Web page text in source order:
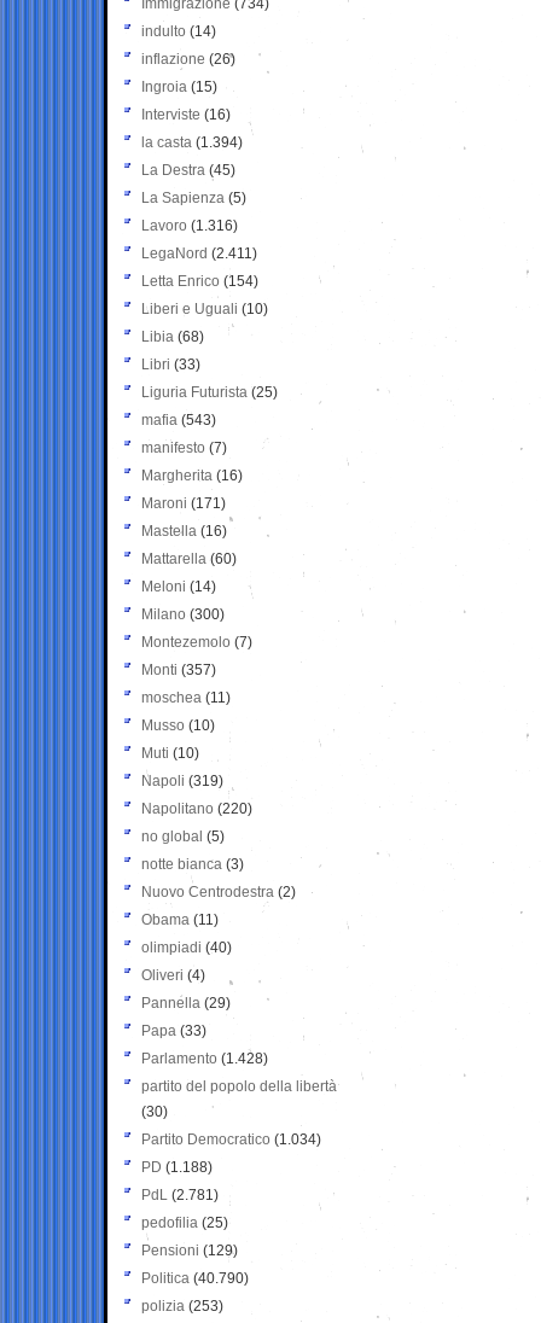
Immigrazione (734)
indulto (14)
inflazione (26)
Ingroia (15)
Interviste (16)
la casta (1.394)
La Destra (45)
La Sapienza (5)
Lavoro (1.316)
LegaNord (2.411)
Letta Enrico (154)
Liberi e Uguali (10)
Libia (68)
Libri (33)
Liguria Futurista (25)
mafia (543)
manifesto (7)
Margherita (16)
Maroni (171)
Mastella (16)
Mattarella (60)
Meloni (14)
Milano (300)
Montezemolo (7)
Monti (357)
moschea (11)
Musso (10)
Muti (10)
Napoli (319)
Napolitano (220)
no global (5)
notte bianca (3)
Nuovo Centrodestra (2)
Obama (11)
olimpiadi (40)
Oliveri (4)
Pannella (29)
Papa (33)
Parlamento (1.428)
partito del popolo della libertà
(30)
Partito Democratico (1.034)
PD (1.188)
PdL (2.781)
pedofilia (25)
Pensioni (129)
Politica (40.790)
polizia (253)